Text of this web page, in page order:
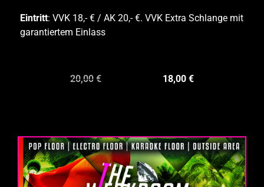
Eintritt: VVK 18,- € / AK 20,- €. VVK Extra Schlange mit
garantiertem Einlass
20,00 € 18,00 €